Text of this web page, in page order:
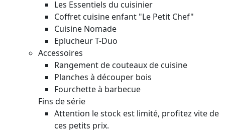
Les Essentiels du cuisinier
Coffret cuisine enfant "Le Petit Chef"
Cuisine Nomade
Eplucheur T-Duo
Accessoires
Rangement de couteaux de cuisine
Planches à découper bois
Fourchette à barbecue
Fins de série
Attention le stock est limité, profitez vite de
ces petits prix.